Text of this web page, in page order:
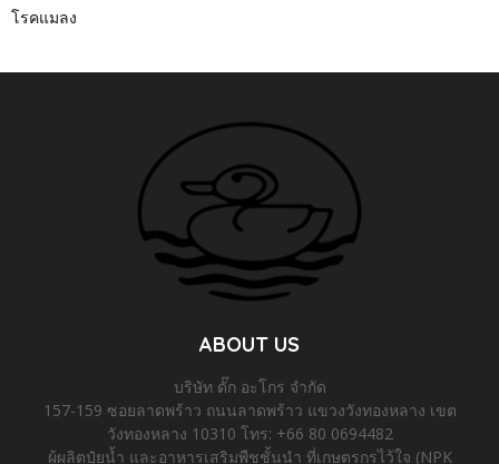
โรคแมลง
ABOUT US
บริษัท ดั๊ก อะโกร จำกัด
157-159 ซอยลาดพร้าว ถนนลาดพร้าว แขวงวังทองหลาง เขต
วังทองหลาง 10310 โทร: +66 80 0694482
ผู้ผลิตปุ๋ยน้ำ และอาหารเสริมพืชชั้นนำ ที่เกษตรกรไว้ใจ (NPK